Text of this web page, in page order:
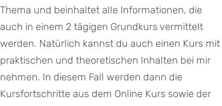
Thema und beinhaltet alle Informationen, die
auch in einem 2 tägigen Grundkurs vermittelt
werden. Natürlich kannst du auch einen Kurs mit
praktischen und theoretischen Inhalten bei mir
nehmen. In diesem Fall werden dann die
Kursfortschritte aus dem Online Kurs sowie der